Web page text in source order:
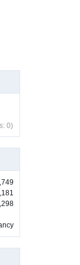
0)